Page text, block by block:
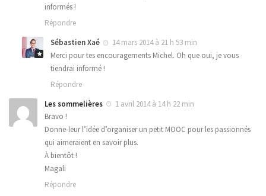
informés !
Répondre
Sébastien Xaé
14 mars 2014 à 21 h 53 min
Merci pour tes encouragements Michel. Oh que oui, je vous
tiendrai informé !
Répondre
Les sommelières
1 avril 2014 à 14 h 22 min
Bravo !
Donne-leur l’idée d’organiser un petit MOOC pour les passionnés
qui aimeraient en savoir plus.
À bientôt !
Magali
Répondre